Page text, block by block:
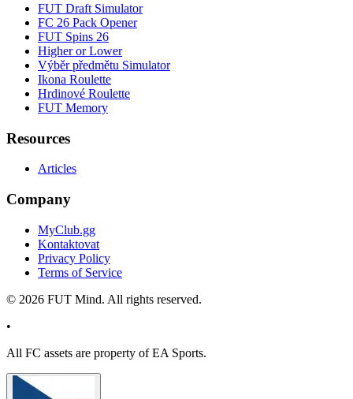
FUT Draft Simulator
FC 26 Pack Opener
FUT Spins 26
Higher or Lower
Výběr předmětu Simulator
Ikona Roulette
Hrdinové Roulette
FUT Memory
Resources
Articles
Company
MyClub.gg
Kontaktovat
Privacy Policy
Terms of Service
© 2026 FUT Mind. All rights reserved.
•
All FC assets are property of EA Sports.